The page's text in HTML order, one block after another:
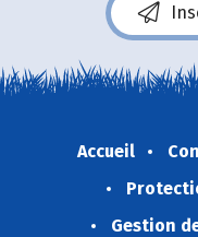
Accueil
Gestion